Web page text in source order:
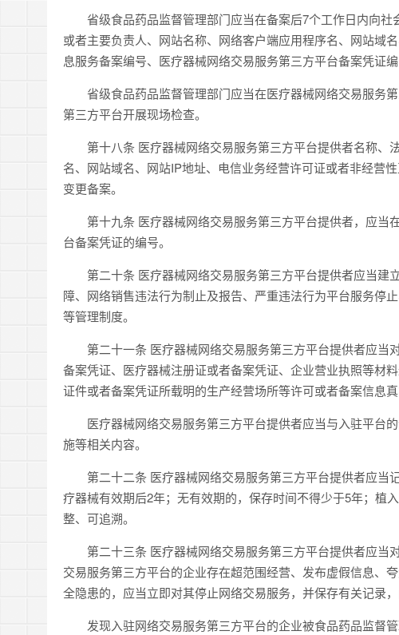
省级食品药品监督管理部门应当在备案后7个工作日内向社
或者主要负责人、网站名称、网络客户端应用程序名、网站域
息服务备案编号、医疗器械网络交易服务第三方平台备案凭证编
省级食品药品监督管理部门应当在医疗器械网络交易服务
第三方平台开展现场检查。
第十八条 医疗器械网络交易服务第三方平台提供者名称、
名、网站域名、网站IP地址、电信业务经营许可证或者非经营
变更备案。
第十九条 医疗器械网络交易服务第三方平台提供者，应当
台备案凭证的编号。
第二十条 医疗器械网络交易服务第三方平台提供者应当建
障、网络销售违法行为制止及报告、严重违法行为平台服务停
等管理制度。
第二十一条 医疗器械网络交易服务第三方平台提供者应当
备案凭证、医疗器械注册证或者备案凭证、企业营业执照等材
证件或者备案凭证所载明的生产经营场所等许可或者备案信息真
医疗器械网络交易服务第三方平台提供者应当与入驻平台
施等相关内容。
第二十二条 医疗器械网络交易服务第三方平台提供者应当
疗器械有效期后2年；无有效期的，保存时间不得少于5年；植
整、可追溯。
第二十三条 医疗器械网络交易服务第三方平台提供者应当
交易服务第三方平台的企业存在超范围经营、发布虚假信息、
全隐患的，应当立即对其停止网络交易服务，并保存有关记录
发现入驻网络交易服务第三方平台的企业被食品药品监督